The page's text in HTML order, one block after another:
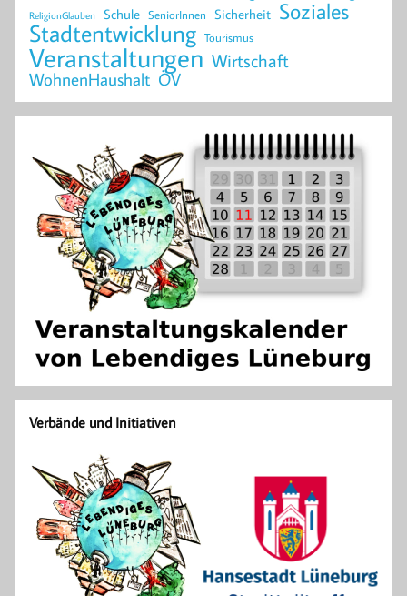
ReligionGlauben Schule SeniorInnen Sicherheit Soziales
Stadtentwicklung Tourismus
Veranstaltungen Wirtschaft
WohnenHaushalt ÖV
Verbände und Initiativen